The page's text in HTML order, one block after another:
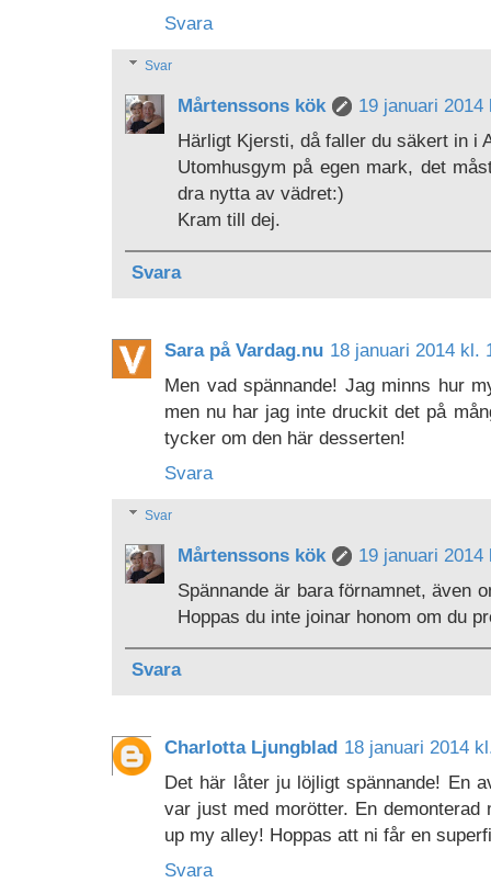
Svara
Svar
Mårtenssons kök
19 januari 2014
Härligt Kjersti, då faller du säkert in i
Utomhusgym på egen mark, det
dra nytta av vädret:)
Kram till dej.
Svara
Sara på Vardag.nu 18 januari 2014 kl.
Men vad spännande! Jag minns hur
men nu har jag inte druckit det på
tycker om den här desserten!
Svara
Svar
Mårtenssons kök
19 januari 2014
Spännande är bara förnamnet, även
Hoppas du inte joinar honom om du
Svara
Charlotta Ljungblad 18 januari 2014
Det här låter ju löjligt spännande! En
var just med morötter. En
up my alley! Hoppas att ni får en
Svara